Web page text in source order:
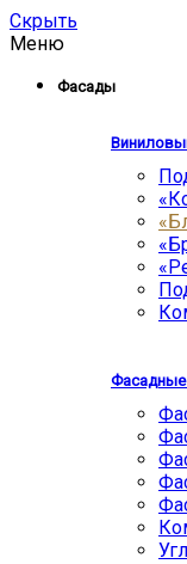
Скрыть
Меню
Фасады
Фасадные